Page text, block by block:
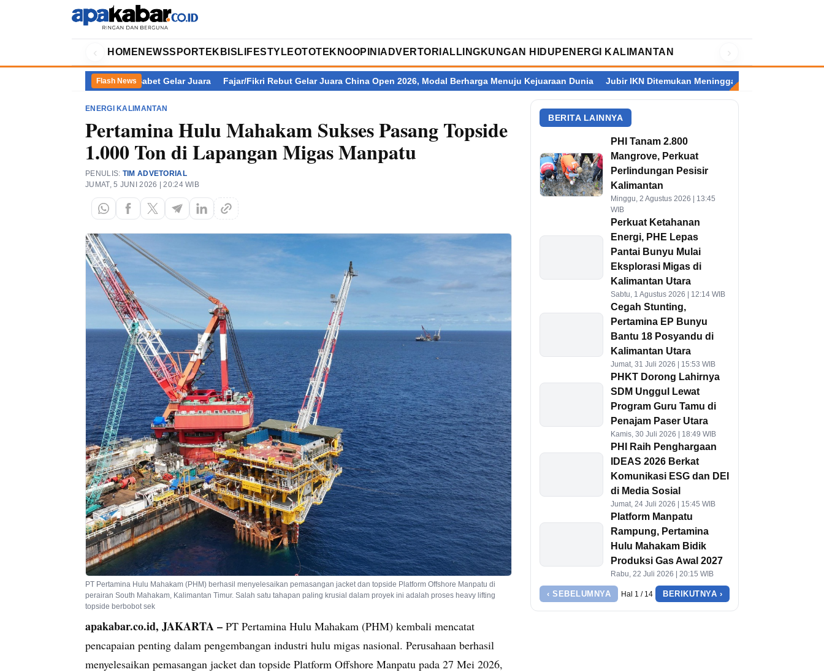
‹ HOME NEWSSPORT EKBIS LIFESTYLEOTOTEKNOOPINI ADVERTORIAL LINGKUNGAN HIDUP ENERGI KALIMANTAN ›
Flash News
Vietnam Sabet Gelar Juara Fajar/Fikri Rebut Gelar Juara China Open 2026, Modal Berharga Menuju Kejuaraan Dunia Jubir IKN Ditemukan Meninggal Dunia di Rusun ASN
ENERGI KALIMANTAN
Pertamina Hulu Mahakam Sukses Pasang Topside
1.000 Ton di Lapangan Migas Manpatu
PENULIS: TIM ADVETORIAL
JUMAT, 5 JUNI 2026 | 20:24 WIB
PT Pertamina Hulu Mahakam (PHM) berhasil menyelesaikan pemasangan jacket dan topside Platform Offshore Manpatu di
perairan South Mahakam, Kalimantan Timur. Salah satu tahapan paling krusial dalam proyek ini adalah proses heavy lifting
topside berbobot sek
apakabar.co.id, JAKARTA – PT Pertamina Hulu Mahakam (PHM) kembali mencatat
pencapaian penting dalam pengembangan industri hulu migas nasional. Perusahaan berhasil
menyelesaikan pemasangan jacket dan topside Platform Offshore Manpatu pada 27 Mei 2026,
BERITA LAINNYA
PHI Tanam 2.800
Mangrove, Perkuat
Perlindungan Pesisir
Kalimantan
Minggu, 2 Agustus 2026 | 13:45
WIB
Perkuat Ketahanan
Energi, PHE Lepas
Pantai Bunyu Mulai
Eksplorasi Migas di
Kalimantan Utara
Sabtu, 1 Agustus 2026 | 12:14 WIB
Cegah Stunting,
Pertamina EP Bunyu
Bantu 18 Posyandu di
Kalimantan Utara
Jumat, 31 Juli 2026 | 15:53 WIB
PHKT Dorong Lahirnya
SDM Unggul Lewat
Program Guru Tamu di
Penajam Paser Utara
Kamis, 30 Juli 2026 | 18:49 WIB
PHI Raih Penghargaan
IDEAS 2026 Berkat
Komunikasi ESG dan DEI
di Media Sosial
Jumat, 24 Juli 2026 | 15:45 WIB
Platform Manpatu
Rampung, Pertamina
Hulu Mahakam Bidik
Produksi Gas Awal 2027
Rabu, 22 Juli 2026 | 20:15 WIB
‹ SEBELUMNYA Hal 1 / 14 BERIKUTNYA ›